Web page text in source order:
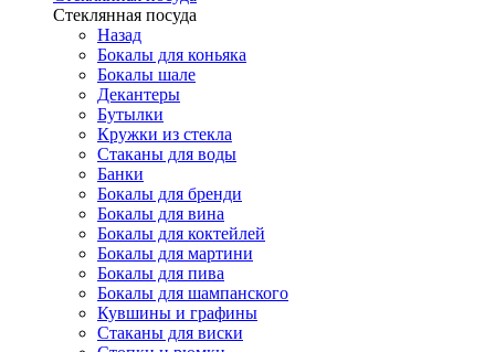
Стеклянная посуда
Назад
Бокалы для коньяка
Бокалы шале
Декантеры
Бутылки
Кружки из стекла
Стаканы для воды
Банки
Бокалы для бренди
Бокалы для вина
Бокалы для коктейлей
Бокалы для мартини
Бокалы для пива
Бокалы для шампанского
Кувшины и графины
Стаканы для виски